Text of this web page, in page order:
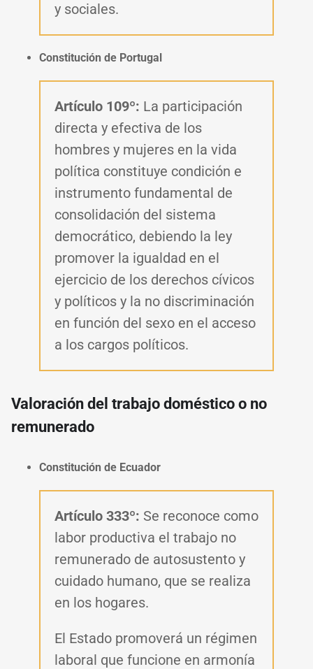
y sociales.
Constitución de Portugal
Artículo 109º: La participación
directa y efectiva de los
hombres y mujeres en la vida
política constituye condición e
instrumento fundamental de
consolidación del sistema
democrático, debiendo la ley
promover la igualdad en el
ejercicio de los derechos cívicos
y políticos y la no discriminación
en función del sexo en el acceso
a los cargos políticos.
Valoración del trabajo doméstico o no
remunerado
Constitución de Ecuador
Artículo 333º: Se reconoce como
labor productiva el trabajo no
remunerado de autosustento y
cuidado humano, que se realiza
en los hogares.
El Estado promoverá un régimen
laboral que funcione en armonía